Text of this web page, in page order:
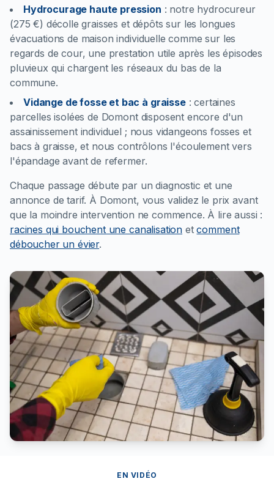
Hydrocurage haute pression : notre hydrocureur
(275 €) décolle graisses et dépôts sur les longues
évacuations de maison individuelle comme sur les
regards de cour, une prestation utile après les épisodes
pluvieux qui chargent les réseaux du bas de la
commune.
Vidange de fosse et bac à graisse:certaines
parcelles isolées de Domont disposent encore d'un
assainissement individuel ; nous vidangeons fosses et
bacs à graisse, et nous contrôlons l'écoulement vers
l'épandage avant de refermer.
Chaque passage débute par un diagnostic et une
annonce de tarif. À Domont, vous validez le prix avant
que la moindre intervention ne commence. À lire aussi :
racines qui bouchent une canalisation etcomment
déboucher un évier.
EN VIDÉO